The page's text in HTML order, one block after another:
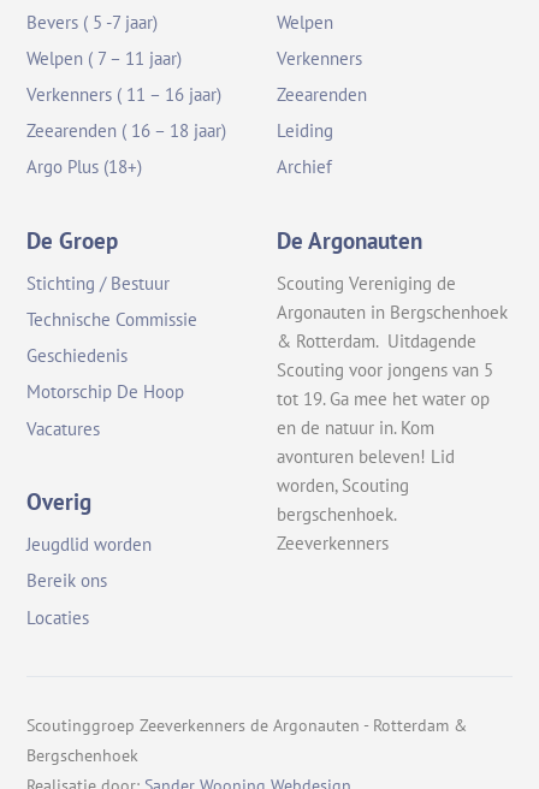
Bevers ( 5 -7 jaar)
Welpen ( 7 – 11 jaar)
Verkenners ( 11 – 16 jaar)
Zeearenden ( 16 – 18 jaar)
Argo Plus (18+)
Welpen
Verkenners
Zeearenden
Leiding
Archief
De Groep
Stichting / Bestuur
Technische Commissie
Geschiedenis
Motorschip De Hoop
Vacatures
Overig
Jeugdlid worden
Bereik ons
Locaties
De Argonauten
Scouting Vereniging de
Argonauten in Bergschenhoek
& Rotterdam. Uitdagende
Scouting voor jongens van 5
tot 19. Ga mee het water op
en de natuur in. Kom
avonturen beleven! Lid
worden, Scouting
bergschenhoek.
Zeeverkenners
Scoutinggroep Zeeverkenners de Argonauten - Rotterdam &
Bergschenhoek